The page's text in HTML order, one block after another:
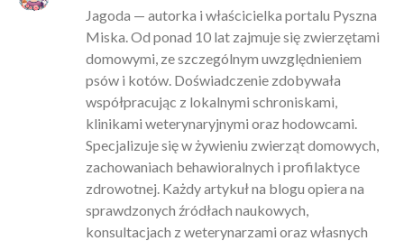
Jagoda — autorka i właścicielka portalu Pyszna
Miska. Od ponad 10 lat zajmuje się zwierzętami
domowymi, ze szczególnym uwzględnieniem
psów i kotów. Doświadczenie zdobywała
współpracując z lokalnymi schroniskami,
klinikami weterynaryjnymi oraz hodowcami.
Specjalizuje się w żywieniu zwierząt domowych,
zachowaniach behawioralnych i profilaktyce
zdrowotnej. Każdy artykuł na blogu opiera na
sprawdzonych źródłach naukowych,
konsultacjach z weterynarzami oraz własnych